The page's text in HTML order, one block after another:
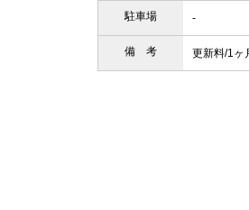
駐車場 -
備 考 更新料/1